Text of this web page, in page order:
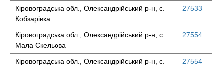
Кіровоградська обл., Олександрійський р-н, с.
Кобзарівка
27533
Кіровоградська обл., Олександрійський р-н, с.
Мала Скельова
27554
Кіровоградська обл., Олександрійський р-н, с.
27554